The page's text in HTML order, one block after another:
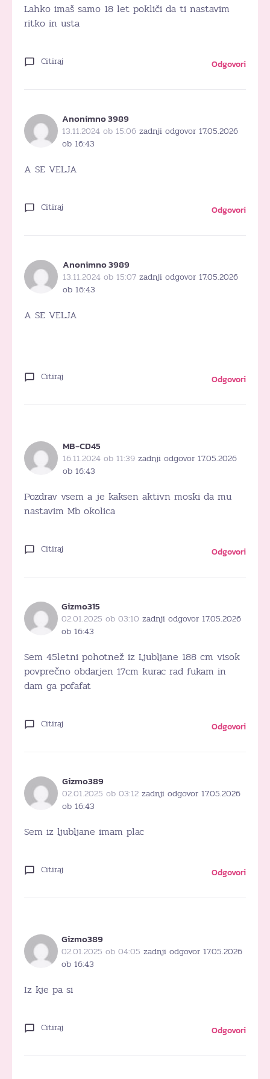
Lahko imaš samo 18 let pokliči da ti nastavim
ritko in usta
Citiraj Odgovori
Anonimno 3989
13.11.2024 ob 15:06 zadnji odgovor 17.05.2026
ob 16:43
A SE VELJA
Citiraj Odgovori
Anonimno 3989
13.11.2024 ob 15:07 zadnji odgovor 17.05.2026
ob 16:43
A SE VELJA
Citiraj Odgovori
MB-CD45
16.11.2024 ob 11:39 zadnji odgovor 17.05.2026
ob 16:43
Pozdrav vsem a je kaksen aktivn moski da mu
nastavim Mb okolica
Citiraj Odgovori
Gizmo315
02.01.2025 ob 03:10 zadnji odgovor 17.05.2026
ob 16:43
Sem 45letni pohotnež iz Ljubljane 188 cm visok
povprečno obdarjen 17cm kurac rad fukam in
dam ga pofafat
Citiraj Odgovori
Gizmo389
02.01.2025 ob 03:12 zadnji odgovor 17.05.2026
ob 16:43
Sem iz ljubljane imam plac
Citiraj Odgovori
Gizmo389
02.01.2025 ob 04:05 zadnji odgovor 17.05.2026
ob 16:43
Iz kje pa si
Citiraj Odgovori